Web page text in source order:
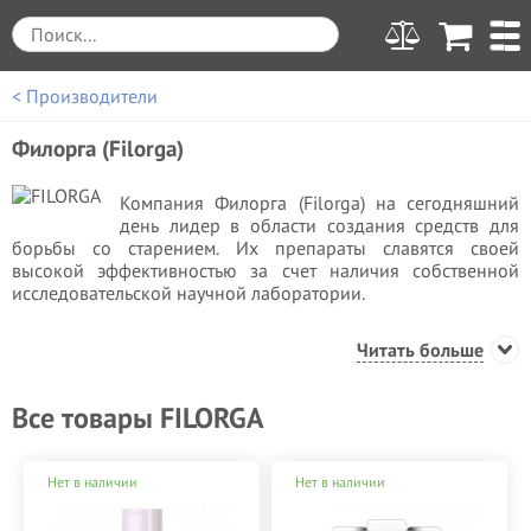
< Производители
Филорга (Filorga)
Компания Филорга (Filorga) на сегодняшний
день лидер в области создания средств для
борьбы со старением. Их препараты славятся своей
высокой эффективностью за счет наличия собственной
исследовательской научной лаборатории.
кожи начиная с восстановления процесса клеточного
укрепление связей между клетками и клеточными слоями.
представляет собой 55 активных компонентов: 14
Витаминов, 24 аминокислот, 6 коэнзимов, 5 нуклеиновых
Читать больше
Все товары FILORGA
Нет в наличии Нет в наличии